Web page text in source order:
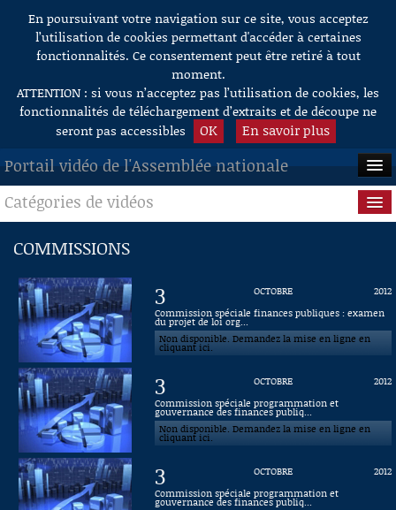
Aller au contenu
En poursuivant votre navigation sur ce site, vous acceptez
l’utilisation de cookies permettant d'accéder à certaines
fonctionnalités. Ce consentement peut être retiré à tout
moment.
ATTENTION : si vous n’acceptez pas l’utilisation de cookies, les
fonctionnalités de téléchargement d’extraits et de découpe ne
seront pas accessibles
OK En savoir plus
Portail vidéo de l'Assemblée nationale
ACCUEIL
EN DIRECT
À LA DEMANDE
RECHERCHE
AIDE À LA DÉCOUPE
DE VIDÉOS
Catégories de vidéos
Questions au Gouvernement
Commissions
Présidence
Évènements
Connaissance, Histoire
COMMISSIONS
3 OCTOBRE
2012
Commission spéciale finances publiques : examen
du projet de loi org...
Non disponible. Demandez la mise en ligne en
cliquant ici.
3 OCTOBRE
2012
Commission spéciale programmation et
gouvernance des finances publiq...
Non disponible. Demandez la mise en ligne en
cliquant ici.
3 OCTOBRE
2012
Commission spéciale programmation et
gouvernance des finances publiq...